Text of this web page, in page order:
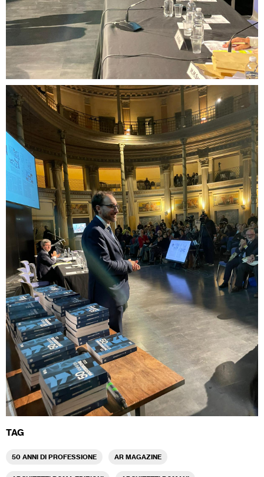
TAG
50 ANNI DI PROFESSIONE AR MAGAZINE